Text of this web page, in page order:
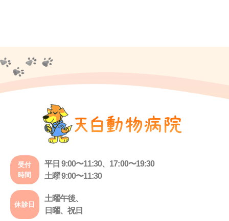
受付
時間
平日 9:00〜11:30、17:00〜19:30
土曜 9:00〜11:30
休診日
土曜午後、
日曜、祝日